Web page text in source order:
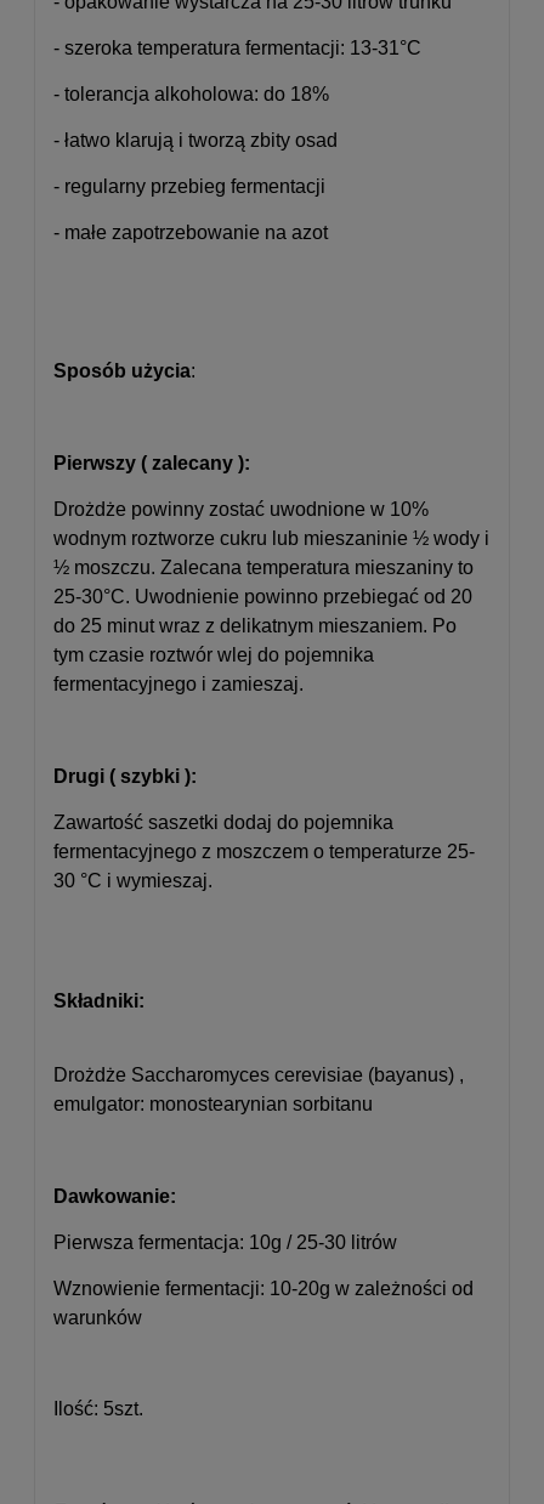
- szeroka temperatura fermentacji: 13-31°C
- tolerancja alkoholowa: do 18%
- łatwo klarują i tworzą zbity osad
- regularny przebieg fermentacji
- małe zapotrzebowanie na azot
Sposób użycia:
Pierwszy ( zalecany ):
Drożdże powinny zostać uwodnione w 10%
wodnym roztworze cukru lub mieszaninie ½ wody i
½ moszczu. Zalecana temperatura mieszaniny to
25-30°C. Uwodnienie powinno przebiegać od 20
do 25 minut wraz z delikatnym mieszaniem. Po
tym czasie roztwór wlej do pojemnika
fermentacyjnego i zamieszaj.
Drugi ( szybki ):
Zawartość saszetki dodaj do pojemnika
fermentacyjnego z moszczem o temperaturze 25-
30 °C i wymieszaj.
Składniki:
Drożdże Saccharomyces cerevisiae (bayanus) ,
emulgator: monostearynian sorbitanu
Dawkowanie:
Pierwsza fermentacja: 10g / 25-30 litrów
Wznowienie fermentacji: 10-20g w zależności od
warunków
Ilość: 5szt.